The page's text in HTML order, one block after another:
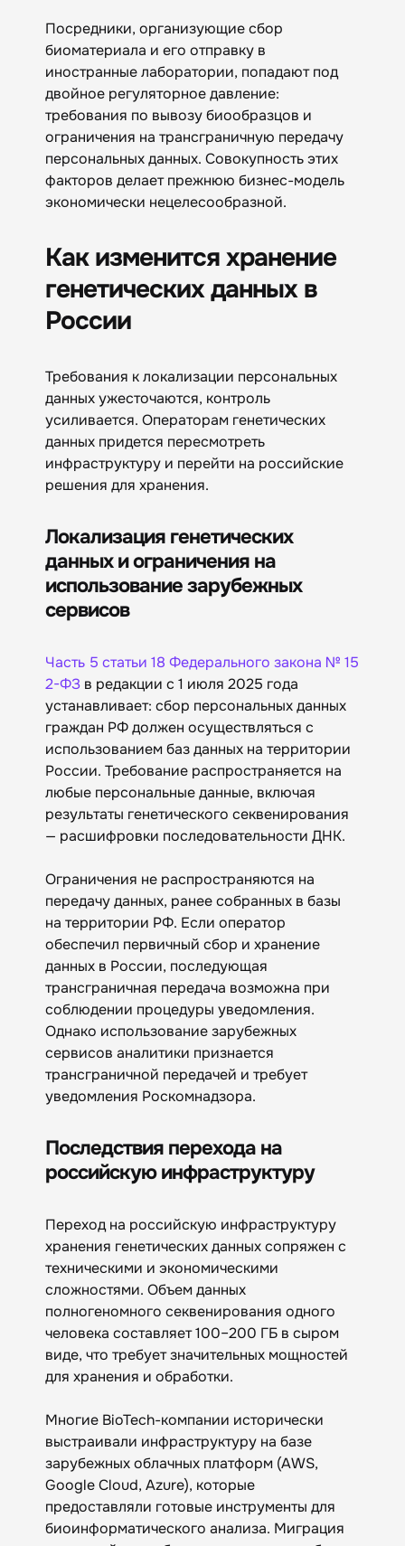
Посредники, организующие сбор
биоматериала и его отправку в
иностранные лаборатории, попадают под
двойное регуляторное давление:
требования по вывозу биообразцов и
ограничения на трансграничную передачу
персональных данных. Совокупность этих
факторов делает прежнюю бизнес-модель
экономически нецелесообразной.
Как изменится хранение
генетических данных в
России
Требования к локализации персональных
данных ужесточаются, контроль
усиливается. Операторам генетических
данных придется пересмотреть
инфраструктуру и перейти на российские
решения для хранения.
Локализация генетических
данных и ограничения на
использование зарубежных
сервисов
Часть 5 статьи 18 Федерального закона № 15
2-ФЗ в редакции с 1 июля 2025 года
устанавливает: сбор персональных данных
граждан РФ должен осуществляться с
использованием баз данных на территории
России. Требование распространяется на
любые персональные данные, включая
результаты генетического секвенирования
— расшифровки последовательности ДНК.
Ограничения не распространяются на
передачу данных, ранее собранных в базы
на территории РФ. Если оператор
обеспечил первичный сбор и хранение
данных в России, последующая
трансграничная передача возможна при
соблюдении процедуры уведомления.
Однако использование зарубежных
сервисов аналитики признается
трансграничной передачей и требует
уведомления Роскомнадзора.
Последствия перехода на
российскую инфраструктуру
Переход на российскую инфраструктуру
хранения генетических данных сопряжен с
техническими и экономическими
сложностями. Объем данных
полногеномного секвенирования одного
человека составляет 100–200 ГБ в сыром
виде, что требует значительных мощностей
для хранения и обработки.
Многие BioTech-компании исторически
выстраивали инфраструктуру на базе
зарубежных облачных платформ (AWS,
Google Cloud, Azure), которые
предоставляли готовые инструменты для
биоинформатического анализа. Миграция